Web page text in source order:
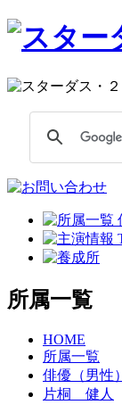
所属一覧
HOME
所属一覧
俳優（男性）
片桐 健人